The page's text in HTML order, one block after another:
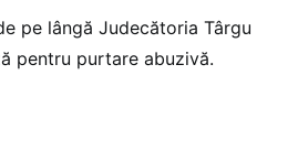
pe lângă Judecătoria Târgu
pentru purtare abuzivă.